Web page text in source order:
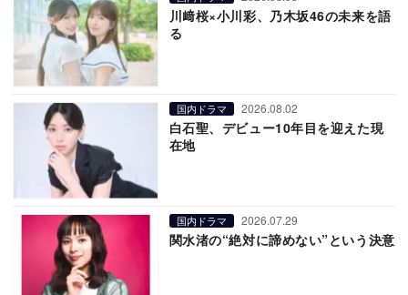
川﨑桜×小川彩、乃木坂46の未来を語
る
国内ドラマ 2026.08.02
白石聖、デビュー10年目を迎えた現
在地
国内ドラマ 2026.07.29
関水渚の“絶対に諦めない”という決意